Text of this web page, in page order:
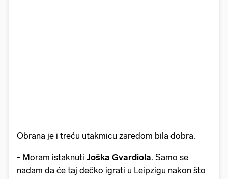
Obrana je i treću utakmicu zaredom bila dobra.
- Moram istaknuti Joška Gvardiola. Samo se
nadam da će taj dečko igrati u Leipzigu nakon što